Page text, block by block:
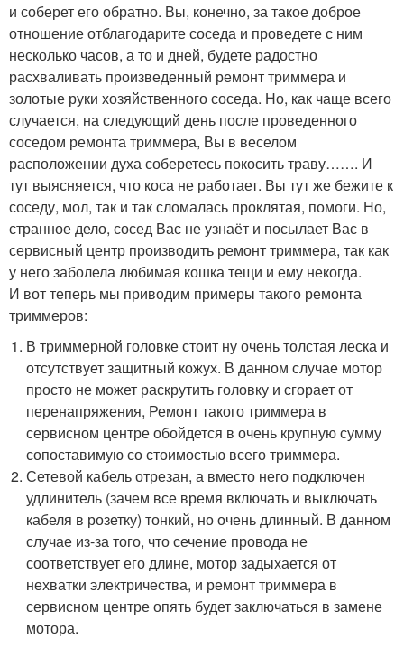
и соберет его обратно. Вы, конечно, за такое доброе
отношение отблагодарите соседа и проведете с ним
несколько часов, а то и дней, будете радостно
расхваливать произведенный ремонт триммера и
золотые руки хозяйственного соседа. Но, как чаще всего
случается, на следующий день после проведенного
соседом ремонта триммера, Вы в веселом
расположении духа соберетесь покосить траву……. И
тут выясняется, что коса не работает. Вы тут же бежите к
соседу, мол, так и так сломалась проклятая, помоги. Но,
странное дело, сосед Вас не узнаёт и посылает Вас в
сервисный центр производить ремонт триммера, так как
у него заболела любимая кошка тещи и ему некогда.
И вот теперь мы приводим примеры такого ремонта
триммеров:
В триммерной головке стоит ну очень толстая леска и
отсутствует защитный кожух. В данном случае мотор
просто не может раскрутить головку и сгорает от
перенапряжения, Ремонт такого триммера в
сервисном центре обойдется в очень крупную сумму
сопоставимую со стоимостью всего триммера.
Сетевой кабель отрезан, а вместо него подключен
удлинитель (зачем все время включать и выключать
кабеля в розетку) тонкий, но очень длинный. В данном
случае из-за того, что сечение провода не
соответствует его длине, мотор задыхается от
нехватки электричества, и ремонт триммера в
сервисном центре опять будет заключаться в замене
мотора.